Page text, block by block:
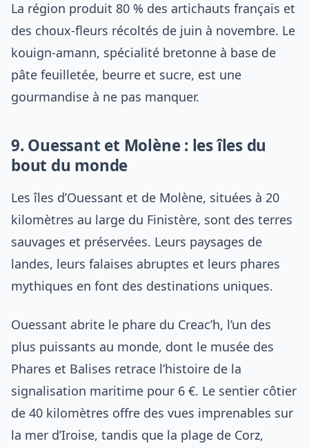
La région produit 80 % des artichauts français et
des choux-fleurs récoltés de juin à novembre. Le
kouign-amann, spécialité bretonne à base de
pâte feuilletée, beurre et sucre, est une
gourmandise à ne pas manquer.
9. Ouessant et Molène : les îles du
bout du monde
Les îles d’Ouessant et de Molène, situées à 20
kilomètres au large du Finistère, sont des terres
sauvages et préservées. Leurs paysages de
landes, leurs falaises abruptes et leurs phares
mythiques en font des destinations uniques.
Ouessant abrite le phare du Creac’h, l’un des
plus puissants au monde, dont le musée des
Phares et Balises retrace l’histoire de la
signalisation maritime pour 6 €. Le sentier côtier
de 40 kilomètres offre des vues imprenables sur
la mer d’Iroise, tandis que la plage de Corz,